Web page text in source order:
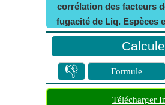
corrélation des facteurs
fugacité de Liq. Espèces
👎 Formule
Télécharger